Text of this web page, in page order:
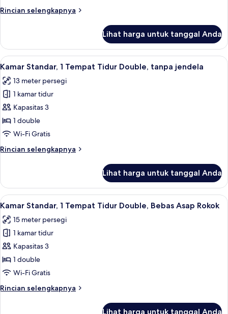
Twin
Rincian selengkapnya
Rincian
Kamar
Bisnis,
2
Tidur
Twin
Lihat harga untuk tanggal Anda
Lihat
semua
foto
untuk
Kamar
Standar,
1
Tidur
jendela
Kamar Standar, 1 Tempat Tidur
11
Kamar Standar, 1 Tempat Tidur Double, tanpa jendela
13 meter persegi
1 kamar tidur
Kapasitas 3
1 double
Wi-Fi Gratis
Rincian selengkapnya
Rincian
Kamar
Standar,
1
Tidur
Double,
tanpa
jendela
Lihat harga untuk tanggal Anda
Lihat
semua
foto
untuk
Kamar
Standar,
1
Tidur
Kamar Standar, 1 Tempat Tidur
11
Kamar Standar, 1 Tempat Tidur Double, Bebas Asap Rokok
15 meter persegi
1 kamar tidur
Kapasitas 3
1 double
Wi-Fi Gratis
Rincian selengkapnya
Rincian
Lihat harga untuk tanggal Anda